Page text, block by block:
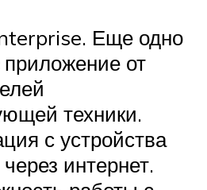
Еще одно
от
техники.
с устройства
интернет.